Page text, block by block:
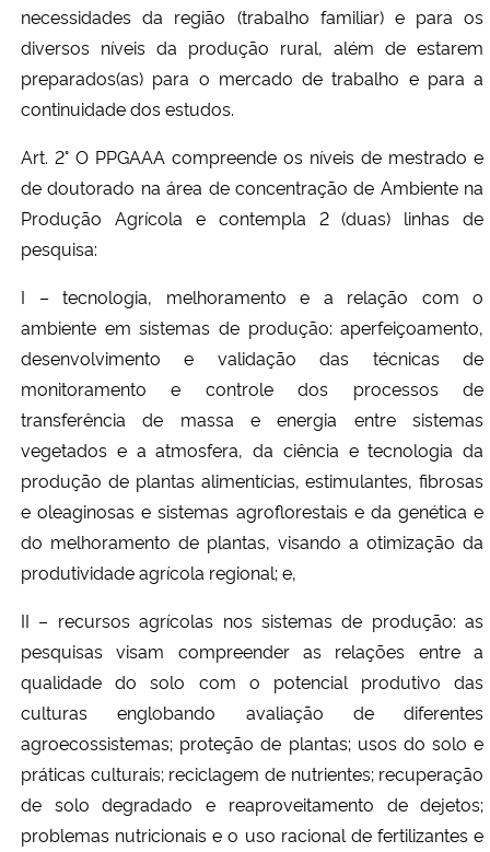
necessidades da região (trabalho familiar) e para os
diversos níveis da produção rural, além de estarem
preparados(as) para o mercado de trabalho e para a
continuidade dos estudos.
Art. 2° O PPGAAA compreendeos níveis de mestrado e
de doutorado na área de concentração de Ambiente na
Produção Agrícola e contempla 2 (duas) linhas de
pesquisa:
I – tecnologia, melhoramento e a relação com o
ambiente em sistemas de produção: aperfeiçoamento,
desenvolvimento e validação das técnicas de
monitoramento e controle dos processos de
transferência de massa e energia entre sistemas
vegetados e a atmosfera, da ciência e tecnologia da
produção de plantas alimentícias, estimulantes, fibrosas
e oleaginosas e sistemas agroflorestais e da genética e
do melhoramento de plantas, visando a otimização da
produtividade agrícola regional; e,
II – recursos agrícolas nos sistemas de produção: as
pesquisas visam compreender as relações entre a
qualidade do solo com o potencial produtivo das
culturas englobando avaliação de diferentes
agroecossistemas; proteção de plantas; usos do solo e
práticas culturais; reciclagem de nutrientes; recuperação
de solo degradado e reaproveitamento de dejetos;
problemas nutricionais e o uso racional de fertilizantes e